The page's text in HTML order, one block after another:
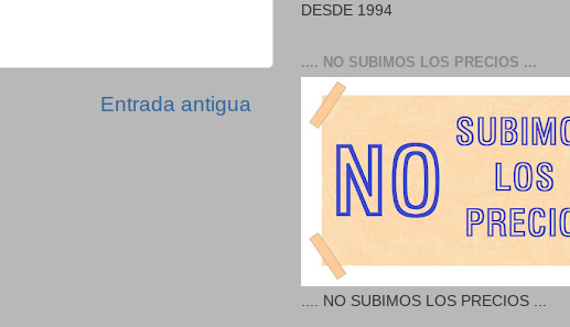
Entrada antigua
DESDE 1994
.... NO SUBIMOS LOS PRECIOS ...
.... NO SUBIMOS LOS PRECIOS ...